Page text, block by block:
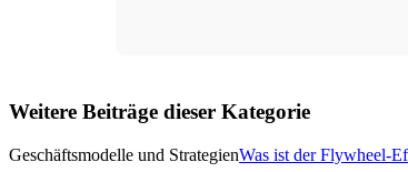
Weitere Beiträge dieser Kategorie
Geschäftsmodelle und StrategienWas ist der Flywheel-